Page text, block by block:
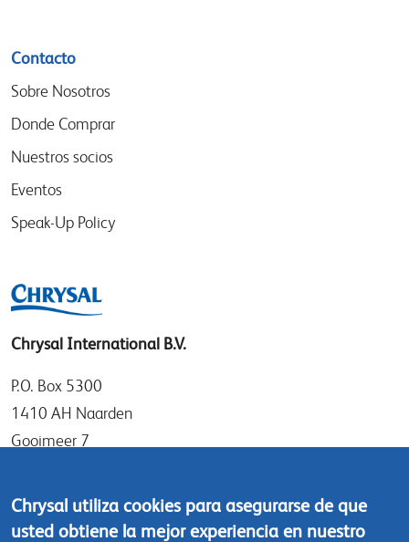
Contacto
Sobre Nosotros
Donde Comprar
Nuestros socios
Eventos
Speak-Up Policy
Chrysal International B.V.
P.O. Box 5300
1410 AH Naarden
Gooimeer 7
The Netherlands
Tel: +31 (0)35 - 695 58 88
Chrysal utiliza cookies para asegurarse de que
usted obtiene la mejor experiencia en nuestro